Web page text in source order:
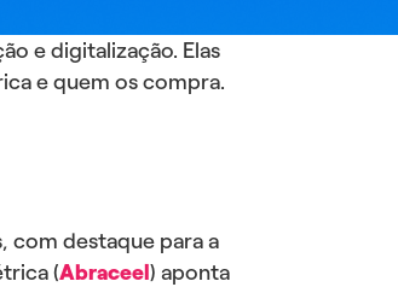
e digitalização. Elas
e quem os compra.
com destaque para a
(Abraceel) aponta